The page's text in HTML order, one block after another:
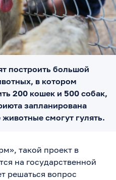
построить большой
в котором
200 кошек и 500 собак,
запланирована
смогут гулять.
такой проект в
на государственной
решаться вопрос